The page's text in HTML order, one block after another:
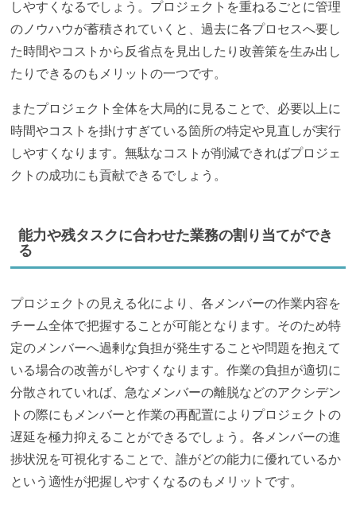
しやすくなるでしょう。プロジェクトを重ねるごとに管理
のノウハウが蓄積されていくと、過去に各プロセスへ要し
た時間やコストから反省点を見出したり改善策を生み出し
たりできるのもメリットの一つです。
またプロジェクト全体を大局的に見ることで、必要以上に
時間やコストを掛けすぎている箇所の特定や見直しが実行
しやすくなります。無駄なコストが削減できればプロジェ
クトの成功にも貢献できるでしょう。
能力や残タスクに合わせた業務の割り当てができ
る
プロジェクトの見える化により、各メンバーの作業内容を
チーム全体で把握することが可能となります。そのため特
定のメンバーへ過剰な負担が発生することや問題を抱えて
いる場合の改善がしやすくなります。作業の負担が適切に
分散されていれば、急なメンバーの離脱などのアクシデン
トの際にもメンバーと作業の再配置によりプロジェクトの
遅延を極力抑えることができるでしょう。各メンバーの進
捗状況を可視化することで、誰がどの能力に優れているか
という適性が把握しやすくなるのもメリットです。